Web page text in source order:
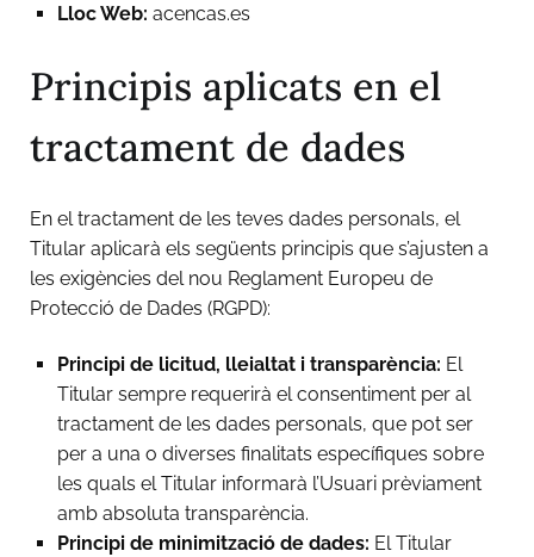
Lloc Web: acencas.es
Principis aplicats en el
tractament de dades
En el tractament de les teves dades personals, el
Titular aplicarà els següents principis que s’ajusten a
les exigències del nou Reglament Europeu de
Protecció de Dades (RGPD):
Principi de licitud, lleialtat i transparència: El
Titular sempre requerirà el consentiment per al
tractament de les dades personals, que pot ser
per a una o diverses finalitats específiques sobre
les quals el Titular informarà l’Usuari prèviament
amb absoluta transparència.
Principi de minimització de dades: El Titular